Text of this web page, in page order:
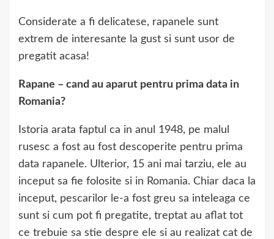
Considerate a fi delicatese, rapanele sunt
extrem de interesante la gust si sunt usor de
pregatit acasa!
Rapane – cand au aparut pentru prima data in
Romania?
Istoria arata faptul ca in anul 1948, pe malul
rusesc a fost au fost descoperite pentru prima
data rapanele. Ulterior, 15 ani mai tarziu, ele au
inceput sa fie folosite si in Romania. Chiar daca la
inceput, pescarilor le-a fost greu sa inteleaga ce
sunt si cum pot fi pregatite, treptat au aflat tot
ce trebuie sa stie despre ele si au realizat cat de